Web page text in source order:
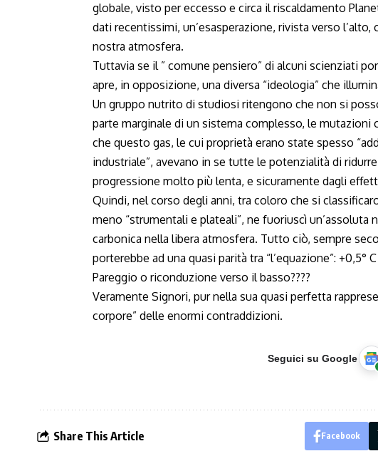
globale, visto per eccesso e circa il riscaldamento
dati recentissimi, un’esasperazione, rivista verso l’alto,
nostra atmosfera.
Tuttavia se il ” comune pensiero” di alcuni scienziati
apre, in opposizione, una diversa “ideologia” che
Un gruppo nutrito di studiosi ritengono che non si
parte marginale di un sistema complesso, le mutazioni
che questo gas, le cui proprietà erano state spesso
industriale”, avevano in se tutte le potenzialità di
progressione molto più lenta, e sicuramente dagli
Quindi, nel corso degli anni, tra coloro che si
meno “strumentali e plateali”, ne fuoriuscì
carbonica nella libera atmosfera. Tutto ciò, sempre
porterebbe ad una quasi parità tra “l’equazione”: +0,5°
Pareggio o riconduzione verso il basso????
Veramente Signori, pur nella sua quasi perfetta
corpore” delle enormi contraddizioni.
Seguici su Google
Share This Article Facebook